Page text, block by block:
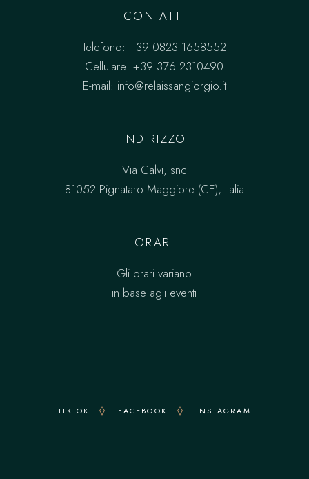
CONTATTI
Telefono:+39 0823 1658552
Cellulare:+39 376 2310490
E-mail: info@relaissangiorgio.it
INDIRIZZO
Via Calvi, snc
81052 Pignataro Maggiore (CE), Italia
ORARI
Gli orari variano
in base agli eventi
TIKTOK FACEBOOK INSTAGRAM